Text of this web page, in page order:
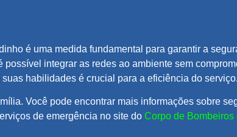
é uma medida fundamental para garantir a
integrar as redes ao ambiente sem
habilidades é crucial para a eficiência do serviço.
Você pode encontrar mais informações sobre
de emergência no site do Corpo de Bombeiros